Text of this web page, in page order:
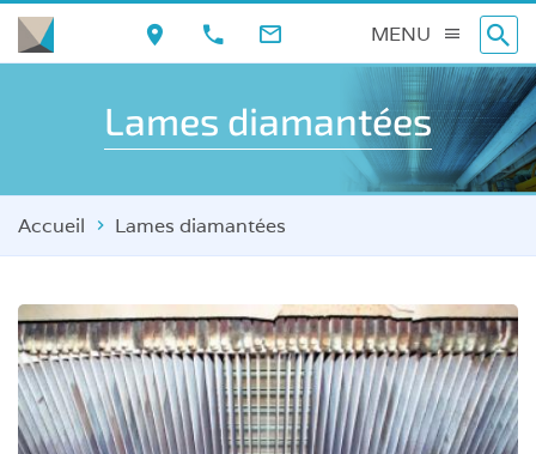
Aller
au
MENU
Lames diamantées
Accueil Lames diamantées